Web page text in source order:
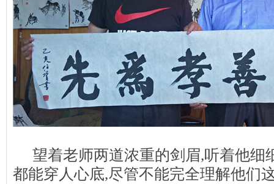
望着老师两道浓重的剑眉,听着他细
都能穿人心底,尽管不能完全理解他们